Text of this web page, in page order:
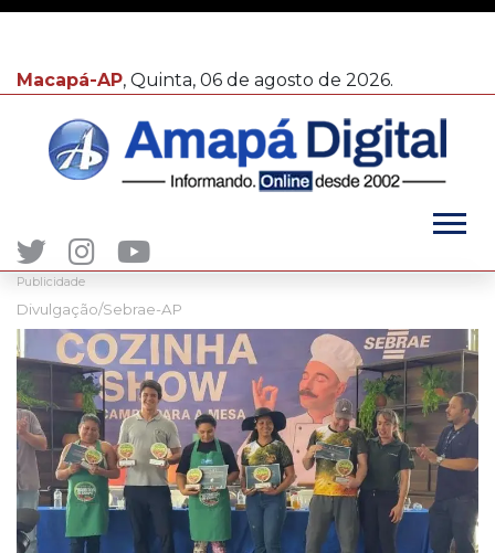
Macapá-AP, Quinta, 06 de agosto de 2026.
Publicidade
Divulgação/Sebrae-AP